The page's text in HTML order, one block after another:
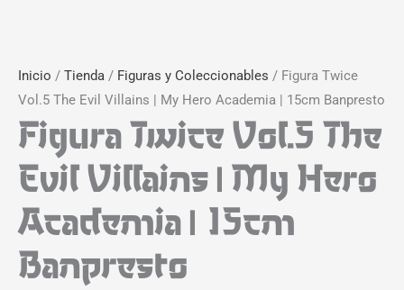
Inicio / Tienda / Figuras y Coleccionables / Figura Twice
Vol.5 The Evil Villains | My Hero Academia | 15cm Banpresto
Figura Twice Vol.5 The
Evil Villains | My Hero
Academia | 15cm
Banpresto